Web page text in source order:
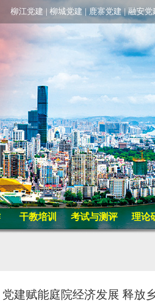
柳江党建 柳城党建 鹿寨党建 | 融安党
干教培训 考试与测评 理论
建赋能庭院经济发展 释放